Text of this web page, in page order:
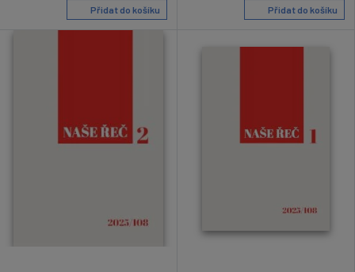
Přidat do košíku Přidat do košíku